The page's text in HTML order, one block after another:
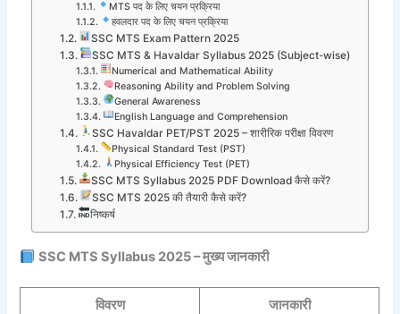
MTS पद के लिए चयन प्रक्रिया
हवलदार पद के लिए चयन प्रक्रिया
SSC MTS Exam Pattern 2025
SSC MTS & Havaldar Syllabus 2025 (Subject-wise)
Numerical and Mathematical Ability
Reasoning Ability and Problem Solving
General Awareness
English Language and Comprehension
SSC Havaldar PET/PST 2025 – शारीरिक परीक्षा विवरण
Physical Standard Test (PST)
Physical Efficiency Test (PET)
SSC MTS Syllabus 2025 PDF Download कैसे करें?
SSC MTS 2025 की तैयारी कैसे करें?
निष्कर्ष
SSC MTS Syllabus 2025 – मुख्य जानकारी
विवरण जानकारी